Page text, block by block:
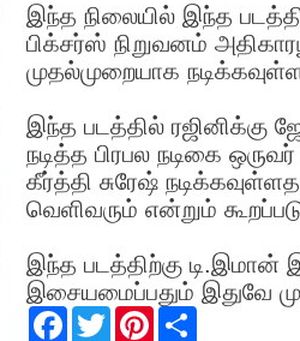
இந்த நிலையில் இந்த
பிக்சர்ஸ் நிறுவனம்
முதல்முறையாக
இந்த படத்தில் ரஜினிக்கு
நடித்த பிரபல நடிகை
கீர்த்தி சுரேஷ்
வெளிவரும் என்றும்
இந்த படத்திற்கு டி.இமான்
இசையமைப்பதும் இதுவே
F
T
w
P